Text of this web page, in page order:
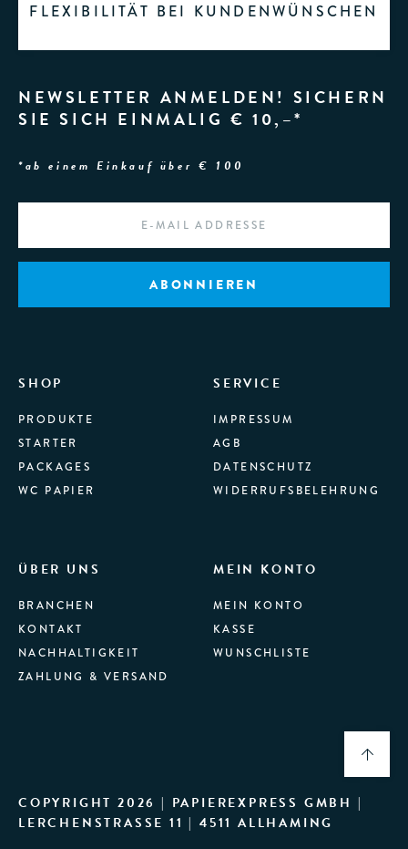
FLEXIBILITÄT BEI KUNDENWÜNSCHEN
NEWSLETTER ANMELDEN! SICHERN
SIE SICH EINMALIG € 10,–*
*ab einem Einkauf über € 100
SHOP
PRODUKTE
STARTER
PACKAGES
WC PAPIER
SERVICE
IMPRESSUM
AGB
DATENSCHUTZ
WIDERRUFSBELEHRUNG
ÜBER UNS
BRANCHEN
KONTAKT
NACHHALTIGKEIT
ZAHLUNG & VERSAND
MEIN KONTO
MEIN KONTO
KASSE
WUNSCHLISTE
COPYRIGHT 2026 | PAPIEREXPRESS GMBH |
LERCHENSTRASSE 11 | 4511 ALLHAMING